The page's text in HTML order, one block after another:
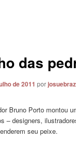
das
de 2011 por
Bruno Porto montou
– designers,
seu peixe.